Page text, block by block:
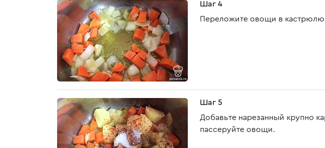
Шаг 4
Переложите овощи в
Шаг 5
Добавьте нарезанный крупно
пассеруйте овощи.